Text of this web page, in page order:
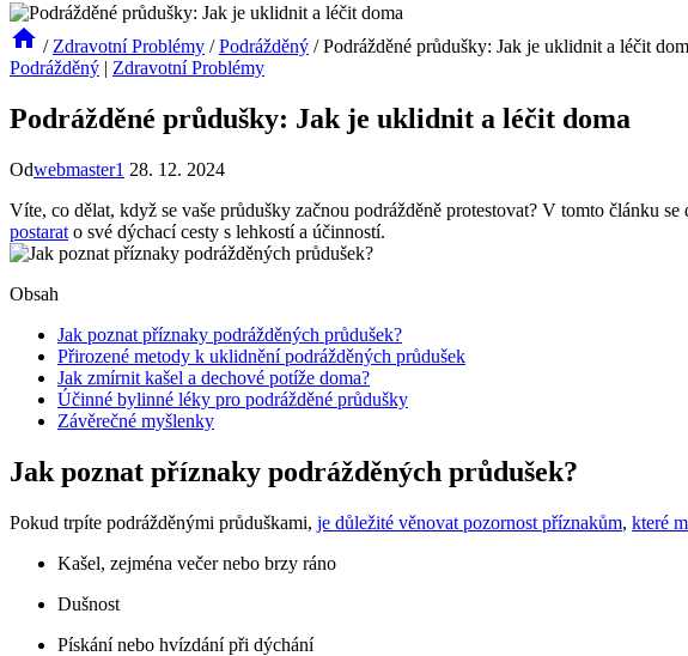
/ Zdravotní Problémy / Podrážděný / Podrážděné průdušky: Jak je uklidnit a léčit
Podrážděný | Zdravotní Problémy
Podrážděné průdušky: Jak je uklidnit a léčit doma
Odwebmaster1 28. 12. 2024
Víte, co dělat, když se vaše průdušky začnou podrážděně protestovat? V tomto článku
postarat o své dýchací cesty s lehkostí a účinností.
Obsah
Jak poznat příznaky podrážděných průdušek?
Přirozené metody k uklidnění podrážděných průdušek
Jak zmírnit kašel a dechové potíže doma?
Účinné bylinné léky pro podrážděné průdušky
Závěrečné myšlenky
Jak poznat příznaky podrážděných průdušek?
Pokud trpíte podrážděnými průduškami, je důležité věnovat pozornost příznakům, které
Kašel, zejména večer nebo brzy ráno
Dušnost
Pískání nebo hvízdání při dýchání